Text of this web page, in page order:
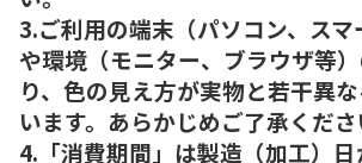
3.ご利用の端末（パソコン、スマ
や環境（モニター、ブラウザ等
り、色の見え方が実物と若干異
います。あらかじめご了承くださ
4.「消費期間」は製造（加工）